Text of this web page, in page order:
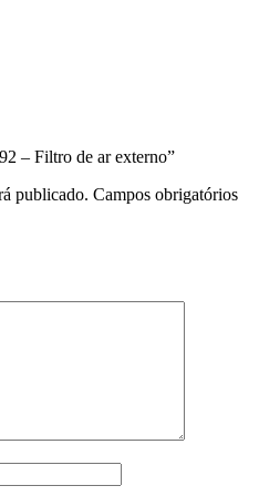
– Filtro de ar externo”
publicado. Campos obrigatórios